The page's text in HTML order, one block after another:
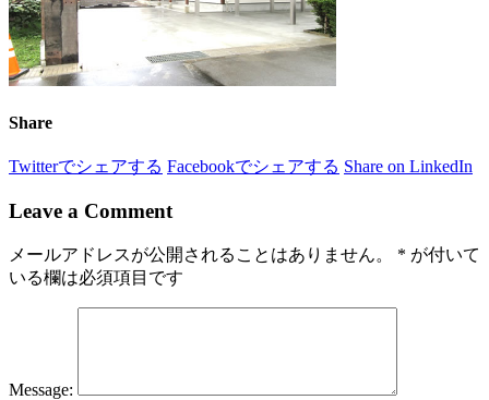
Share
Twitterでシェアする Facebookでシェアする Share on LinkedIn
Leave a Comment
メールアドレスが公開されることはありません。 * が付いて
いる欄は必須項目です
Message: